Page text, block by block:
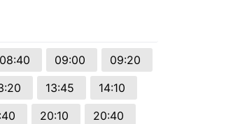
08:40 09:00
09:20
13:45
14:10
20:10
20:40